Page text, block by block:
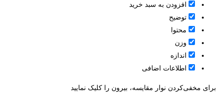
افزودن به سبد خرید
توضیح
محتوا
وزن
اندازه
اطلاعات اضافی
برای مخفی‌کردن نوار مقایسه، بیرون را کلیک نمایید